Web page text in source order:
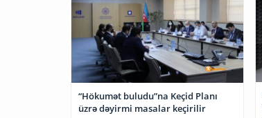
“Hökumət buludu”na Keçid Planı
üzrə dəyirmi masalar keçirilir